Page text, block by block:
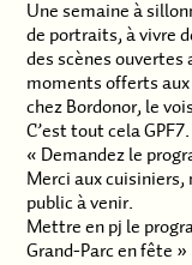
Une semaine à
de portraits, à vivre
des scènes ouvertes
moments offerts
chez Bordonor, le
C’est tout cela GPF7.
« Demandez le
Merci aux cuisiniers,
public à venir.
Mettre en pj le
Grand-Parc en fête »